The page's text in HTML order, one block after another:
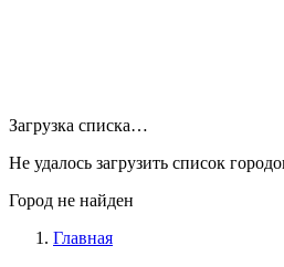
Загрузка списка…
Не удалось загрузить список
Город не найден
Главная